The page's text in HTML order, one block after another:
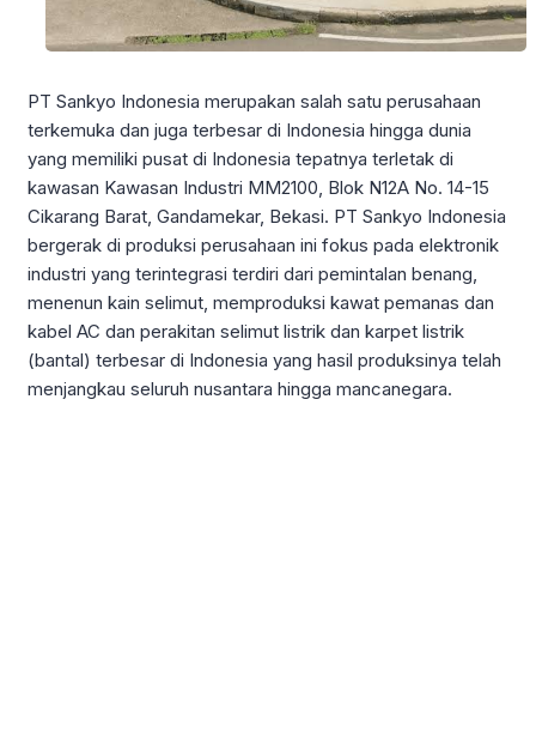
PT Sankyo Indonesia merupakan salah satu perusahaan
terkemuka dan juga terbesar di Indonesia hingga dunia
yang memiliki pusat di Indonesia tepatnya terletak di
kawasan Kawasan Industri MM2100, Blok N12A No. 14-15
Cikarang Barat, Gandamekar, Bekasi. PT Sankyo Indonesia
bergerak di produksi perusahaan ini fokus pada elektronik
industri yang terintegrasi terdiri dari pemintalan benang,
menenun kain selimut, memproduksi kawat pemanas dan
kabel AC dan perakitan selimut listrik dan karpet listrik
(bantal) terbesar di Indonesia yang hasil produksinya telah
menjangkau seluruh nusantara hingga mancanegara.